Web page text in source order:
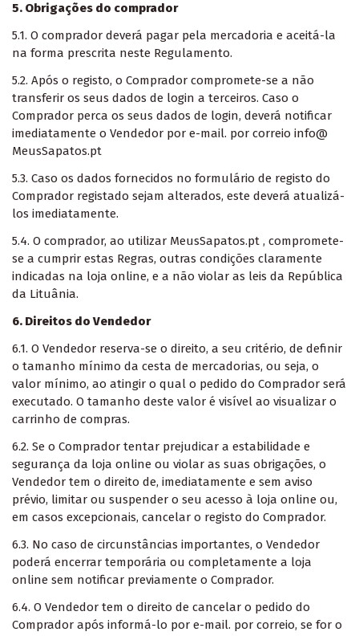
5. Obrigações do comprador
5.1. O comprador deverá pagar pela mercadoria e aceitá-la
na forma prescrita neste Regulamento.
5.2. Após o registo, o Comprador compromete-se a não
transferir os seus dados de login a terceiros. Caso o
Comprador perca os seus dados de login, deverá notificar
imediatamente o Vendedor por e-mail. por correio info@
MeusSapatos.pt
5.3. Caso os dados fornecidos no formulário de registo do
Comprador registado sejam alterados, este deverá atualizá-
los imediatamente.
5.4. O comprador, ao utilizar MeusSapatos.pt , compromete-
se a cumprir estas Regras, outras condições claramente
indicadas na loja online, e a não violar as leis da República
da Lituânia.
6. Direitos do Vendedor
6.1. O Vendedor reserva-se o direito, a seu critério, de definir
o tamanho mínimo da cesta de mercadorias, ou seja, o
valor mínimo, ao atingir o qual o pedido do Comprador será
executado. O tamanho deste valor é visível ao visualizar o
carrinho de compras.
6.2. Se o Comprador tentar prejudicar a estabilidade e
segurança da loja online ou violar as suas obrigações, o
Vendedor tem o direito de, imediatamente e sem aviso
prévio, limitar ou suspender o seu acesso à loja online ou,
em casos excepcionais, cancelar o registo do Comprador.
6.3. No caso de circunstâncias importantes, o Vendedor
poderá encerrar temporária ou completamente a loja
online sem notificar previamente o Comprador.
6.4. O Vendedor tem o direito de cancelar o pedido do
Comprador após informá-lo por e-mail. por correio, se for o